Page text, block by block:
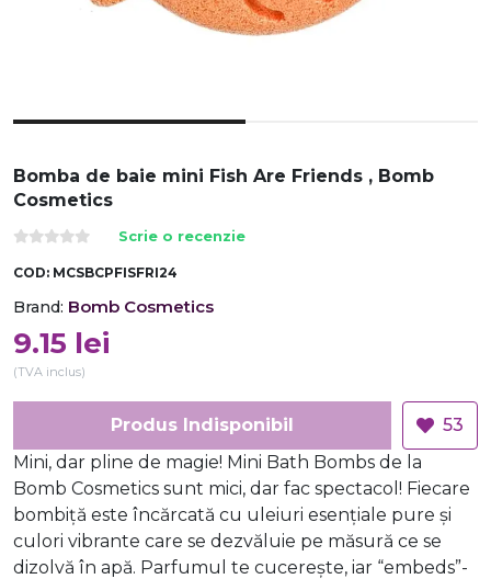
Bomba de baie mini Fish Are Friends , Bomb
Cosmetics
Scrie o recenzie
COD: MCSBCPFISFRI24
Brand: Bomb Cosmetics
9.15 lei
(TVA inclus)
Produs Indisponibil
53
Mini, dar pline de magie! Mini Bath Bombs de la
Bomb Cosmetics sunt mici, dar fac spectacol! Fiecare
bombiță este încărcată cu uleiuri esențiale pure și
culori vibrante care se dezvăluie pe măsură ce se
dizolvă în apă. Parfumul te cucerește, iar “embeds”-